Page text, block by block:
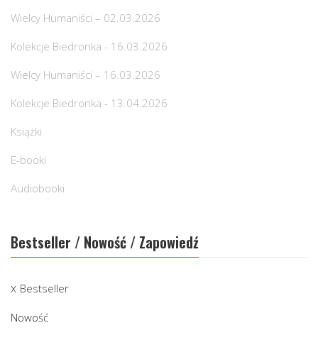
Wielcy Humaniści – 02.03.2026
Kolekcje Biedronka - 16.03.2026
Wielcy Humaniści – 16.03.2026
Kolekcje Biedronka - 13.04.2026
Książki
E-booki
Audiobooki
Bestseller / Nowość / Zapowiedź
Bestseller
Nowość